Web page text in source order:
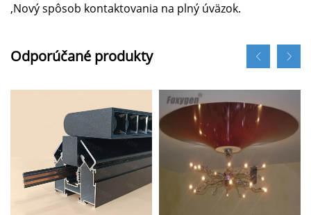
,Nový spôsob kontaktovania na plný úväzok.
Odporúčané produkty